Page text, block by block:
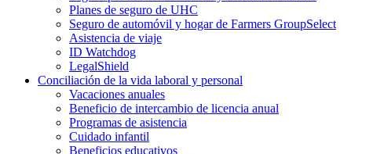
Planes de seguro de UHC
Seguro de automóvil y hogar de Farmers GroupSelect
Asistencia de viaje
ID Watchdog
LegalShield
Conciliación de la vida laboral y personal
Vacaciones anuales
Beneficio de intercambio de licencia anual
Programas de asistencia
Cuidado infantil
Beneficios educativos